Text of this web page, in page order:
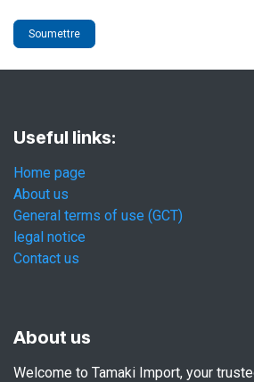
Soumettre
Useful links:
Home page
About us
General terms of use (GCT)
legal notice
Contact us
About us
Welcome to Tamaki Import, your